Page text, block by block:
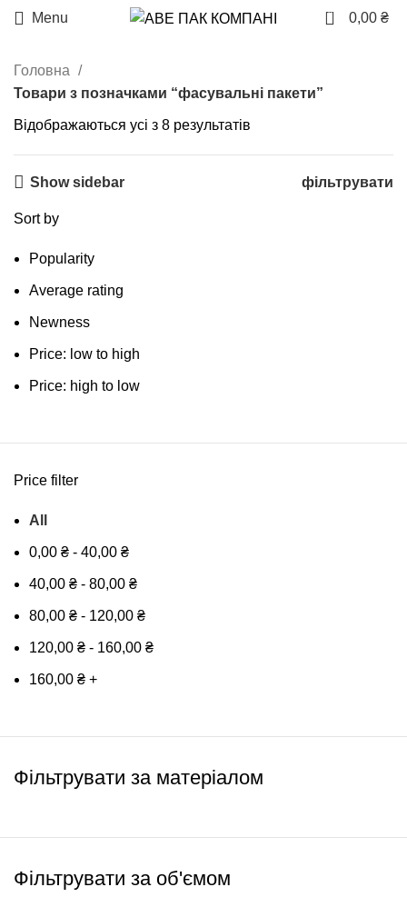
Menu 0 0,00 ₴
Головна
Товари з позначками “фасувальні пакети”
Відображаються усі з 8 результатів
Show sidebar фільтрувати
Sort by
Popularity
Average rating
Newness
Price: low to high
Price: high to low
Price filter
All
0,00 ₴ - 40,00 ₴
40,00 ₴ - 80,00 ₴
80,00 ₴ - 120,00 ₴
120,00 ₴ - 160,00 ₴
160,00 ₴ +
Фільтрувати за матеріалом
Фільтрувати за об'ємом